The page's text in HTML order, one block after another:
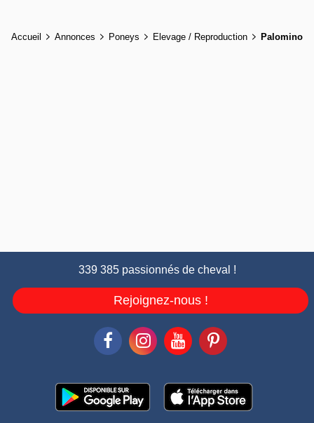
Accueil Annonces Poneys Elevage / Reproduction Palomino
339 385 passionnés de cheval !
Rejoignez-nous !